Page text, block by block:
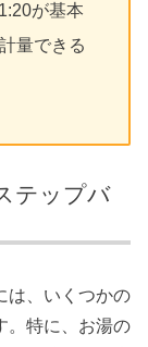
が基本
量できる
テップバ
は、いくつかの
。特に、お湯の